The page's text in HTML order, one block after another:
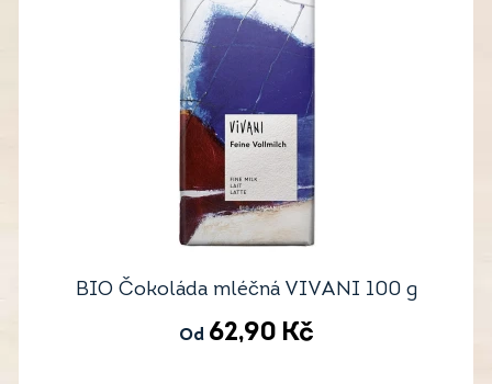
BIO Čokoláda mléčná VIVANI 100 g
Od 62,90 Kč